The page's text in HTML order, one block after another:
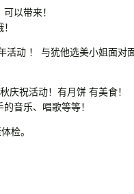
以带来！
活动 ！ 与犹他选美小姐面对
庆祝活动！有月饼 有美食！
音乐、唱歌等等！
检。